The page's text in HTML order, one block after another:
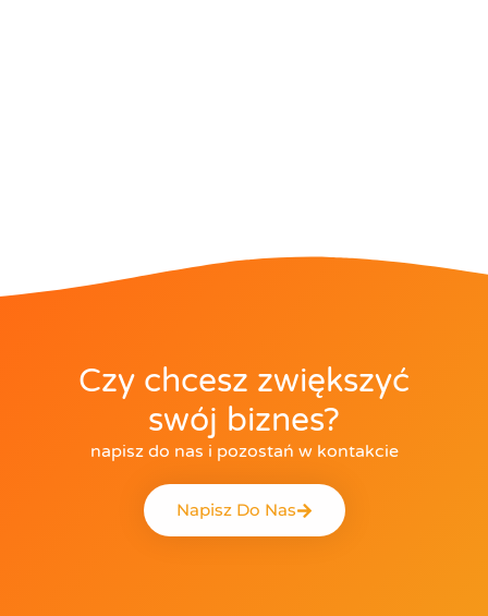
Czy chcesz zwiększyć
swój biznes?
napisz do nas i pozostań w kontakcie
Napisz Do Nas